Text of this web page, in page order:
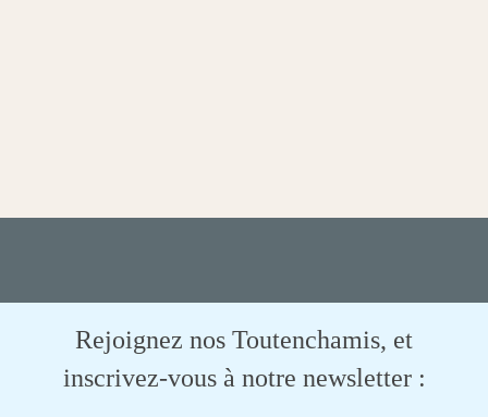
Rejoignez nos Toutenchamis, et
inscrivez-vous à notre newsletter :